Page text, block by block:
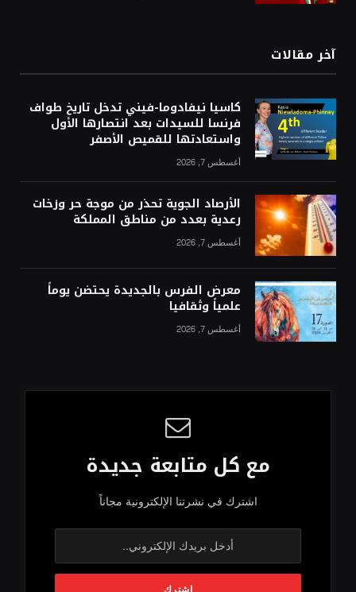
آخر مقالات
كاسيا نيفادوما-فيني تدخل تاريخ طواف
فرنسا للسيدات بعد انتصارها الأول
واستعادتها للقميص الأصفر
أغسطس 7, 2026
الأرصاد الجوية تحذر من موجة حر وزخات
رعدية بعدد من مناطق المملكة
أغسطس 7, 2026
معرض الفرس بالجديدة يحتضن يوماً
علمياً وثقافيا
أغسطس 7, 2026
مع كل متابعة جديدة
اشترك في نشرتنا الإلكترونية مجاناً